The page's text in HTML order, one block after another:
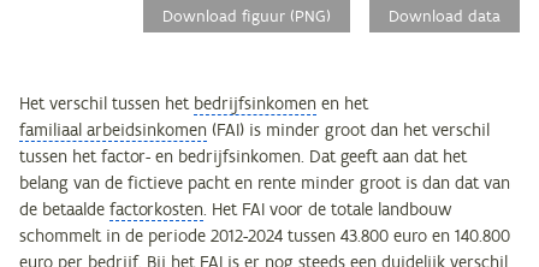
Download figuur (PNG) Download data
Het verschil tussen het bedrijfsinkomen en het
familiaal arbeidsinkomen (FAI) is minder groot dan het verschil
tussen het factor- en bedrijfsinkomen. Dat geeft aan dat het
belang van de fictieve pacht en rente minder groot is dan dat van
de betaalde factorkosten. Het FAI voor de totale landbouw
schommelt in de periode 2012-2024 tussen 43.800 euro en 140.800
euro per bedrijf. Bij het FAI is er nog steeds een duidelijk verschil